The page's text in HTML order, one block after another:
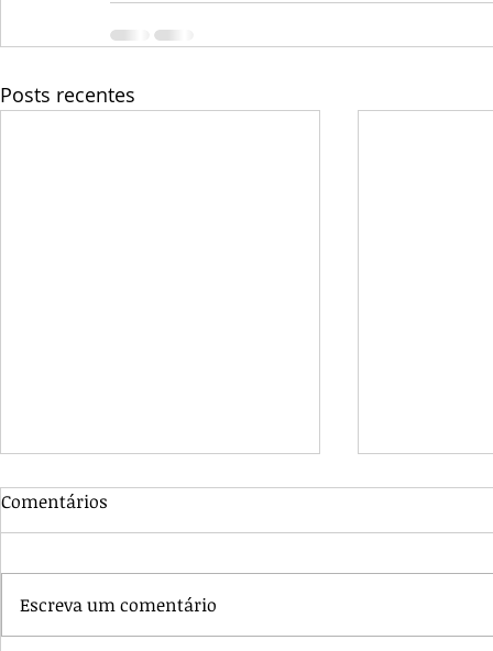
Posts recentes
Comentários
Escreva um comentário